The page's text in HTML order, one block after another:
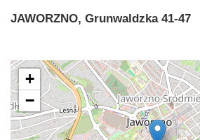
JAWORZNO, Grunwaldzka 41-47
+
−